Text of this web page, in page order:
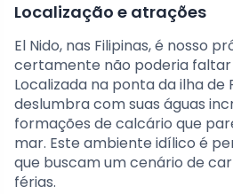
Localização e atrações
El Nido, nas Filipinas, é nosso
certamente não poderia faltar
Localizada na ponta da ilha de
deslumbra com suas águas
formações de calcário que
mar. Este ambiente idílico é
que buscam um cenário de
férias.